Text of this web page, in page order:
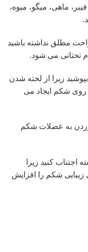
ماهی، میگو، میوه،
مطلق نداشته باشید
تحتانی می شود.
زیرا از لخته شدن
روی شکم ایجاد می
به عضلات شکم
کنید زیرا
شکم را افزایش